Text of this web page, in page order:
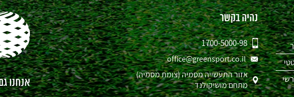
נהיה בקשר
1700-5000-98
office@greensport.co.il
אזור התעשייה מסמיה (צומת מסמיה)
מתחם מושיקולנד
אנחנו